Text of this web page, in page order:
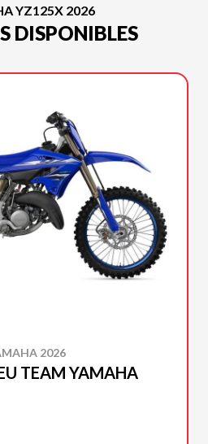
YZ125X 2026
DISPONIBLES
2026
TEAM YAMAHA